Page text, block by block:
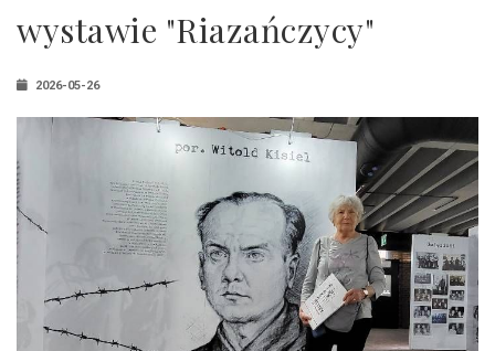
wystawie "Riazańczycy"
2026-05-26